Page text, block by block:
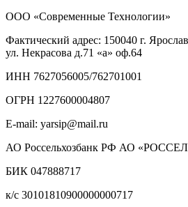
ООО «Современные Технологии»
Фактический адрес: 150040 г.
ул. Некрасова д.71 «а» оф.64
ИНН 7627056005/762701001
ОГРН 1227600004807
E-mail: yarsip@mail.ru
АО Россельхозбанк РФ АО
БИК 047888717
к/с 30101810900000000717